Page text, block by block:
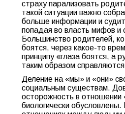
страху парализовать
такой ситуации важно
больше информации и
попадая во власть мифов и
Большинство родителей,
боятся, через какое-то
принципу «глаза боятся, а
таким образом
Деление на «мы» и «они»
социальным существам.
осторожность в отношении
биологически обусловлены.